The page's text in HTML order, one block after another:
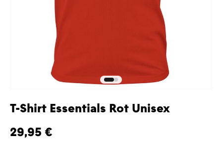
T-Shirt Essentials Rot Unisex
29,95 €